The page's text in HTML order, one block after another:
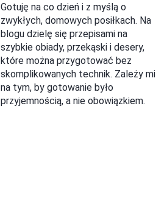
Gotuję na co dzień i z myślą o
zwykłych, domowych posiłkach. Na
blogu dzielę się przepisami na
szybkie obiady, przekąski i desery,
które można przygotować bez
skomplikowanych technik. Zależy mi
na tym, by gotowanie było
przyjemnością, a nie obowiązkiem.